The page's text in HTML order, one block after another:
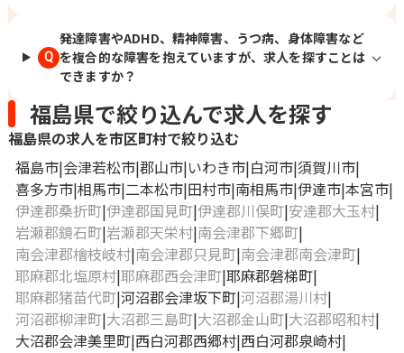
Q
発達障害やADHD、精神障害、うつ病、身体障害など
を複合的な障害を抱えていますが、求人を探すことは
できますか？
福島県で絞り込んで求人を探す
福島県の求人を市区町村で絞り込む
福島市 会津若松市 郡山市 いわき市 白河市 須賀川市
喜多方市 相馬市 二本松市 田村市 南相馬市 伊達市 本宮市
伊達郡桑折町 伊達郡国見町 伊達郡川俣町 安達郡大玉村
岩瀬郡鏡石町 岩瀬郡天栄村 南会津郡下郷町
南会津郡檜枝岐村 南会津郡只見町 南会津郡南会津町
耶麻郡北塩原村 耶麻郡西会津町 耶麻郡磐梯町
耶麻郡猪苗代町 河沼郡会津坂下町 河沼郡湯川村
河沼郡柳津町 大沼郡三島町 大沼郡金山町 大沼郡昭和村
大沼郡会津美里町 西白河郡西郷村 西白河郡泉崎村